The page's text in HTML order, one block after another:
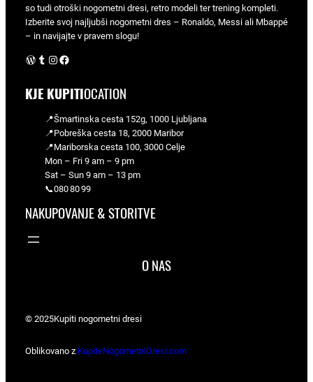
so tudi otroški nogometni dresi, retro modeli ter trening kompleti.
Izberite svoj najljubši nogometni dres – Ronaldo, Messi ali Mbappé
– in navijajte v pravem slogu!
WordPress Instagram Facebook
KJE KUPITIOCATION
📍Šmartinska cesta 152g, 1000 Ljubljana
📍Pobreška cesta 18, 2000 Maribor
📍Mariborska cesta 100, 3000 Celje
Mon – Fri 9 am – 9 pm
Sat – Sun 9 am – 13 pm
📞080 80 99
NAKUPOVANJE & STORITVE
O NAS
© 2025Kupiti nogometni dresi
Oblikovano z KupiteNogometniDresi.com